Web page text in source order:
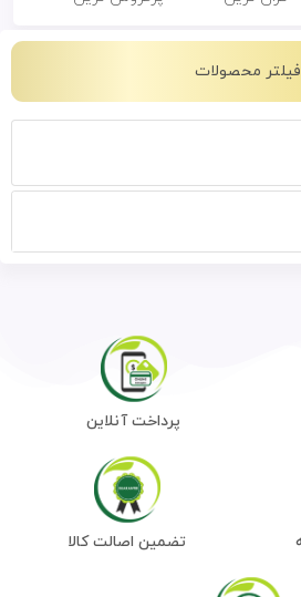
فیلتر محصولات
پرداخت آنلاین
تضمین اصالت کالا